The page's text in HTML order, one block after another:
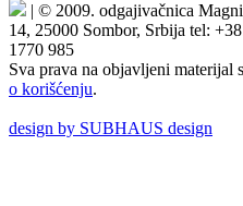
| © 2009. odgajivačnica
14, 25000 Sombor, Srbija tel:
1770 985
Sva prava na objavljeni materijal
o korišćenju.
design by SUBHAUS design